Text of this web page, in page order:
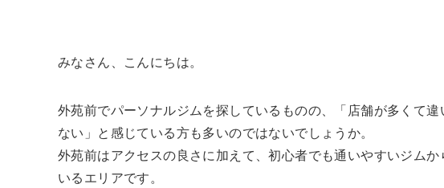
みなさん、こんにちは。
外苑前でパーソナルジムを探しているものの、「店舗が多くて
ない」と感じている方も多いのではないでしょうか。
外苑前はアクセスの良さに加えて、初心者でも通いやすいジム
いるエリアです。